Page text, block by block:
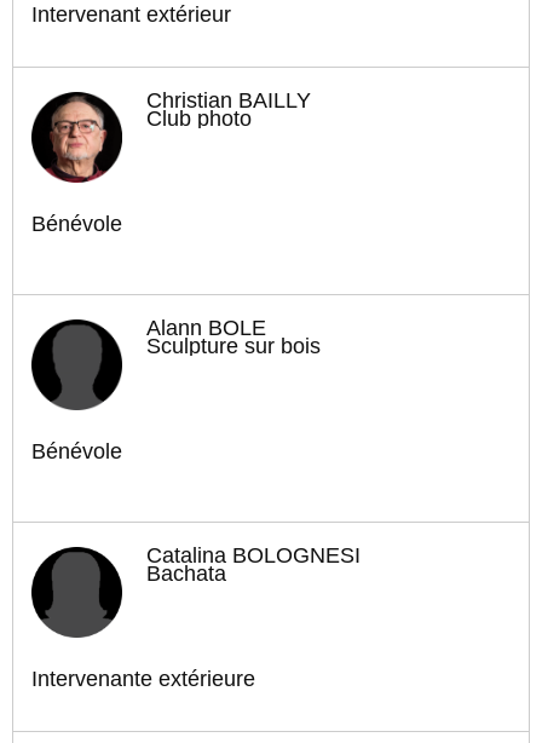
Intervenant extérieur
Christian BAILLY
Club photo
Bénévole
Alann BÔLE
Sculpture sur bois
Bénévole
Catalina BOLOGNESI
Bachata
Intervenante extérieure